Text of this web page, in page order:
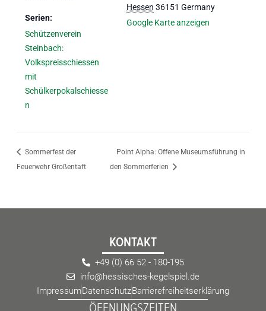
Serien:
Schützenverein
Steinbach:
Volkspreisschiessen
mit
Schülkerpokalschiesse
n
Hessen 36151 Germany
Google Karte anzeigen
Sommerfest der
Feuerwehr Großentaft
Point Alpha: Offene Museumsführung in
den Sommerferien
KONTAKT
+49 (0) 66 52 - 180-195
info@hessisches-kegelspiel.de
ImpressumDatenschutzBarrierefreiheitserklärung